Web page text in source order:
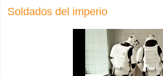
Soldados del imperio